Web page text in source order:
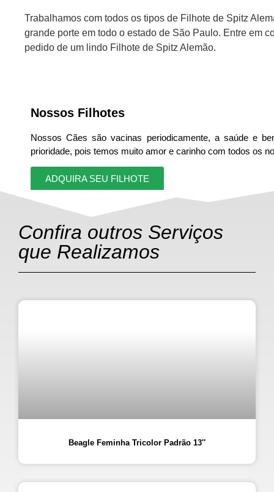
Trabalhamos com todos os tipos de Filhote de Spitz
grande porte em todo o estado de São Paulo. Entre em
pedido de um lindo Filhote de Spitz Alemão.
Nossos Filhotes
Nossos Cães são vacinas periodicamente, a saúde e
prioridade, pois temos muito amor e carinho com todos os
ADQUIRA SEU FILHOTE
Confira outros Serviços
que Realizamos
Beagle Feminha Tricolor Padrão 13″